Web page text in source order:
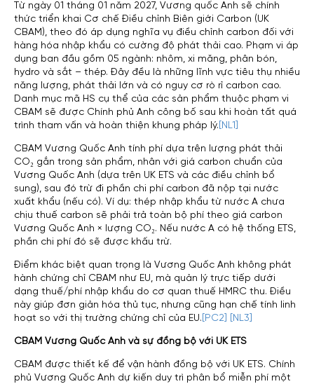
Từ ngày 01 tháng 01 năm 2027, Vương quốc Anh sẽ chính
thức triển khai Cơ chế Điều chỉnh Biên giới Carbon (UK
CBAM), theo đó áp dụng nghĩa vụ điều chỉnh carbon đối với
hàng hóa nhập khẩu có cường độ phát thải cao. Phạm vi áp
dụng ban đầu gồm 05 ngành: nhôm, xi măng, phân bón,
hydro và sắt – thép. Đây đều là những lĩnh vực tiêu thụ nhiều
năng lượng, phát thải lớn và có nguy cơ rò rỉ carbon cao.
Danh mục mã HS cụ thể của các sản phẩm thuộc phạm vi
CBAM sẽ được Chính phủ Anh công bố sau khi hoàn tất quá
trình tham vấn và hoàn thiện khung pháp lý. [NL1]
CBAM Vương Quốc Anh tính phí dựa trên lượng phát thải
CO₂ gắn trong sản phẩm, nhân với giá carbon chuẩn của
Vương Quốc Anh (dựa trên UK ETS và các điều chỉnh bổ
sung), sau đó trừ đi phần chi phí carbon đã nộp tại nước
xuất khẩu (nếu có). Ví dụ: thép nhập khẩu từ nước A chưa
chịu thuế carbon sẽ phải trả toàn bộ phí theo giá carbon
Vương Quốc Anh × lượng CO₂. Nếu nước A có hệ thống ETS,
phần chi phí đó sẽ được khấu trừ.
Điểm khác biệt quan trọng là Vương Quốc Anh không phát
hành chứng chỉ CBAM như EU, mà quản lý trực tiếp dưới
dạng thuế/phí nhập khẩu do cơ quan thuế HMRC thu. Điều
này giúp đơn giản hóa thủ tục, nhưng cũng hạn chế tính linh
hoạt so với thị trường chứng chỉ của EU. [PC2] [NL3]
CBAM Vương Quốc Anh và sự đồng bộ với UK ETS
CBAM được thiết kế để vận hành đồng bộ với UK ETS. Chính
phủ Vương Quốc Anh dự kiến duy trì phân bổ miễn phí một